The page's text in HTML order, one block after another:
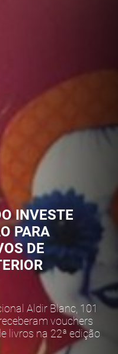
INVESTE
PARA
DE
Aldir Blanc, 101
vouchers
livros na 22ª edição